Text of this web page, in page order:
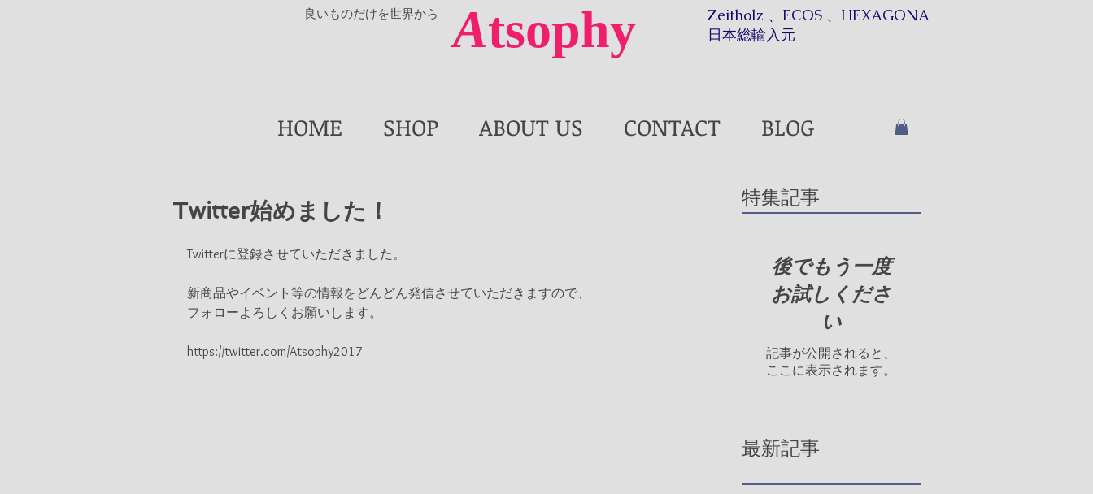
Atsophy
​良いものだけを世界から
Zeitholz 、ECOS 、HEXAGONA
日本総輸入元​​
HOME SHOP ABOUT US CONTACT BLOG
Twitter始めました！
Twitterに登録させていただきました。
新商品やイベント等の情報をどんどん発信させていただきますので、
フォローよろしくお願いします。
https://twitter.com/Atsophy2017
特集記事
後でもう一度
お試しくださ
い
記事が公開されると、
ここに表示されます。
最新記事